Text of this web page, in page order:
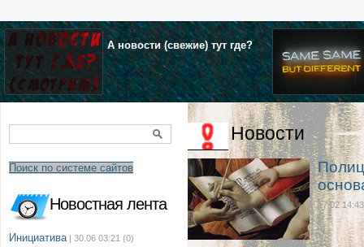
А новости (свежие) тут где?
Поиск по системе сайтов
Новостная лента
Инициатива | 30.06 03:21 (0)
Новости
17.02 14:43